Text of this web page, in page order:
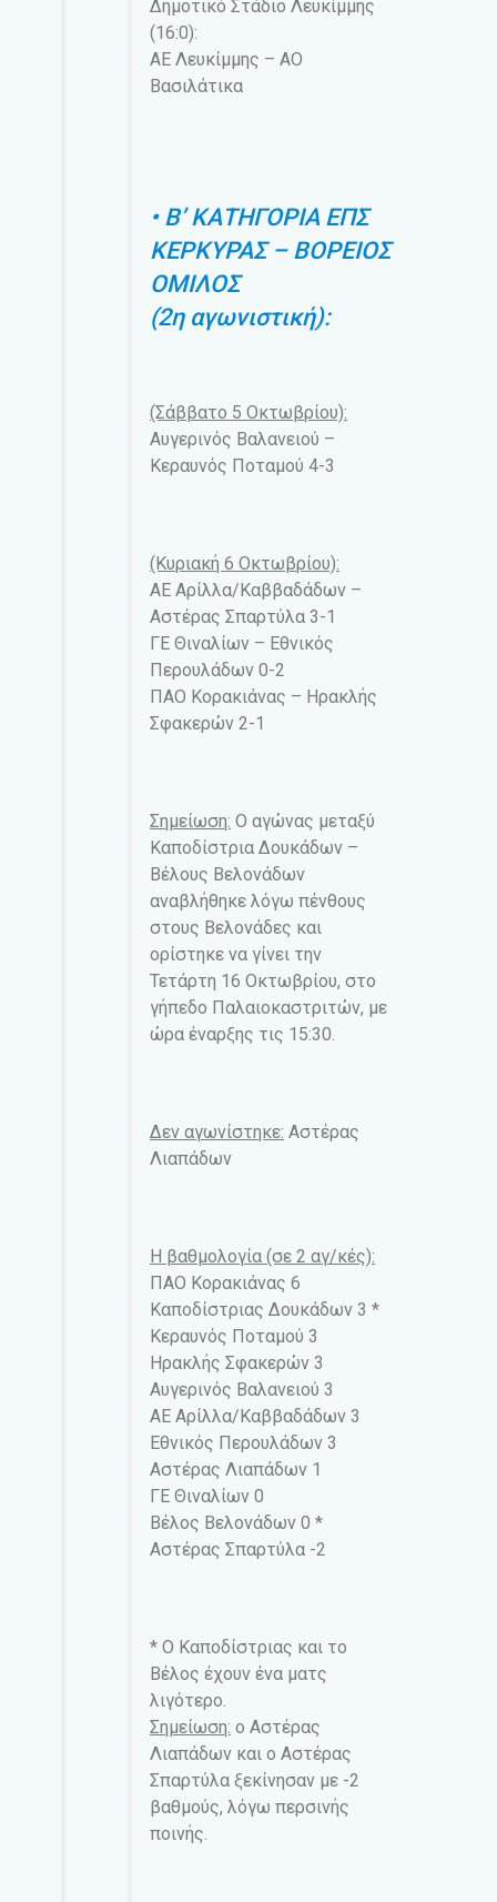
Δημοτικό Στάδιο Λευκίμμης
(16:0):
ΑΕ Λευκίμμης – ΑΟ
Βασιλάτικα
• Β’ ΚΑΤΗΓΟΡΙΑ ΕΠΣ
ΚΕΡΚΥΡΑΣ – ΒΟΡΕΙΟΣ
ΟΜΙΛΟΣ
(2η αγωνιστική):
(Σάββατο 5 Οκτωβρίου):
Αυγερινός Βαλανειού –
Κεραυνός Ποταμού 4-3
(Κυριακή 6 Οκτωβρίου):
ΑΕ Αρίλλα/Καββαδάδων –
Αστέρας Σπαρτύλα 3-1
ΓΕ Θιναλίων – Εθνικός
Περουλάδων 0-2
ΠΑΟ Κορακιάνας – Ηρακλής
Σφακερών 2-1
Σημείωση: Ο αγώνας μεταξύ
Καποδίστρια Δουκάδων –
Βέλους Βελονάδων
αναβλήθηκε λόγω πένθους
στους Βελονάδες και
ορίστηκε να γίνει την
Τετάρτη 16 Οκτωβρίου, στο
γήπεδο Παλαιοκαστριτών, με
ώρα έναρξης τις 15:30.
Δεν αγωνίστηκε: Αστέρας
Λιαπάδων
Η βαθμολογία (σε 2 αγ/κές):
ΠΑΟ Κορακιάνας 6
Καποδίστριας Δουκάδων 3 *
Κεραυνός Ποταμού 3
Ηρακλής Σφακερών 3
Αυγερινός Βαλανειού 3
ΑΕ Αρίλλα/Καββαδάδων 3
Εθνικός Περουλάδων 3
Αστέρας Λιαπάδων 1
ΓΕ Θιναλίων 0
Βέλος Βελονάδων 0 *
Αστέρας Σπαρτύλα -2
* Ο Καποδίστριας και το
Βέλος έχουν ένα ματς
λιγότερο.
Σημείωση: ο Αστέρας
Λιαπάδων και ο Αστέρας
Σπαρτύλα ξεκίνησαν με -2
βαθμούς, λόγω περσινής
ποινής.